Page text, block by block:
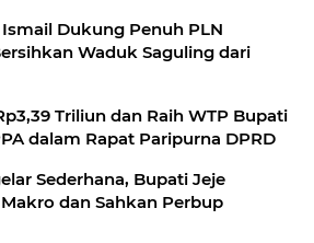
PLN
Waduk Saguling dari
Triliun dan Raih WTP Bupati
dalam Rapat Paripurna DPRD
Sederhana, Bupati Jeje